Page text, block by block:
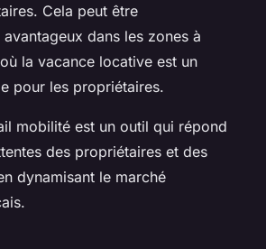
Cela peut être
dans les zones à
la vacance locative est un
pour les propriétaires.
mobilité est un outil qui répond
des propriétaires et des
dynamisant le marché